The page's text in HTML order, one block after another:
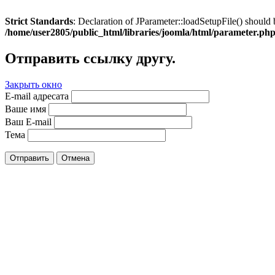
Strict Standards: Declaration of JParameter::loadSetupFile()
/home/user2805/public_html/libraries/joomla/html/parameter.php
Отправить ссылку другу.
Закрыть окно
E-mail адресата
Ваше имя
Ваш E-mail
Тема
Отправить Отмена